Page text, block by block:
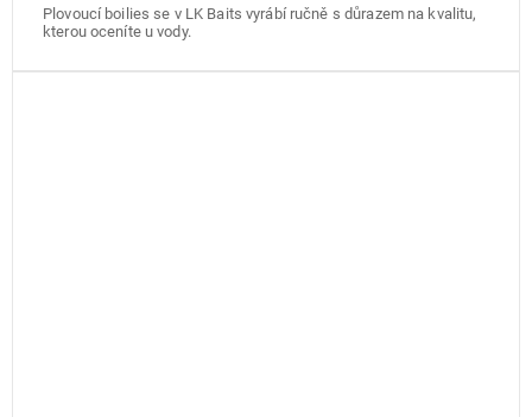
Plovoucí boilies se v LK Baits vyrábí ručně s důrazem na kvalitu,
kterou oceníte u vody.